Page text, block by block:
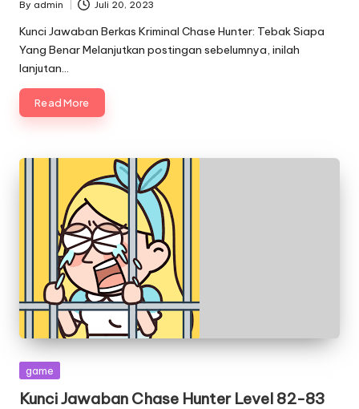
Posted
by
By admin Juli 20, 2023
Kunci Jawaban Berkas Kriminal Chase Hunter: Tebak Siapa
Yang Benar Melanjutkan postingan sebelumnya, inilah
lanjutan…
Read More
Posted
game
Kunci Jawaban Chase Hunter Level 82-83